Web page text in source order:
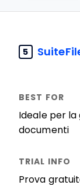
5
Ideale per la
documenti
Prova